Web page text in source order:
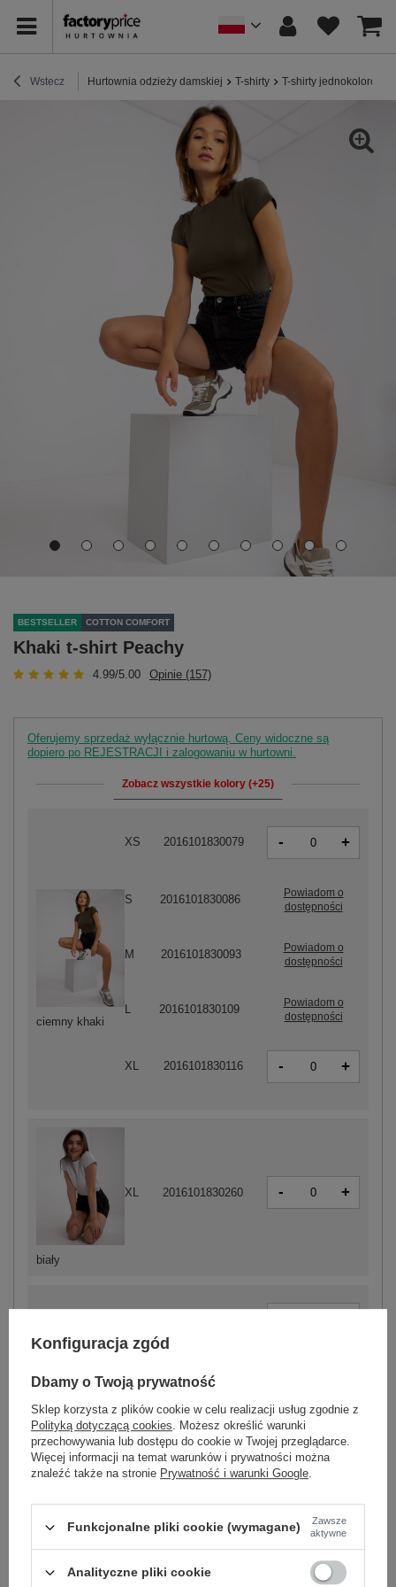
Wstecz Hurtownia odzieży damskiej T-shirty T-shirty jednokolorowe
BESTSELLER COTTON COMFORT
Khaki t-shirt Peachy
4.99/5.00 Opinie (157)
Oferujemy sprzedaż wyłącznie hurtową. Ceny widoczne są
dopiero po REJESTRACJI i zalogowaniu w hurtowni.
Zobacz wszystkie kolory (+25)
biały
XL 2016101830260 - +
czarny
L 2016101830703
XL 2016101830710 - +
XS 2016101830871 - +
ciemny khaki
XS 2016101830079 - +
S 2016101830086
Powiadom o
dostępności
M 2016101830093
Powiadom o
dostępności
2016101830109
Powiadom o
dostępności
XL 2016101830116 - +
Konfiguracja zgód
Dbamy o Twoją prywatność
Sklep korzysta z plików cookie w celu realizacji usług zgodnie z
Polityką dotyczącą cookies. Możesz określić warunki
przechowywania lub dostępu do cookie w Twojej przeglądarce.
Więcej informacji na temat warunków i prywatności można
znaleźć także na stronie Prywatność i warunki Google.
Funkcjonalne pliki cookie (wymagane)
Zawsze
aktywne
Analityczne pliki cookie